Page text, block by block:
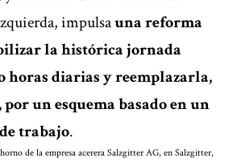
impulsauna reforma
la histórica jornada
horas diarias y reemplazarla,
por un esquema basado en un
trabajo.
de la empresa acerera Salzgitter AG, en Salzgitter,